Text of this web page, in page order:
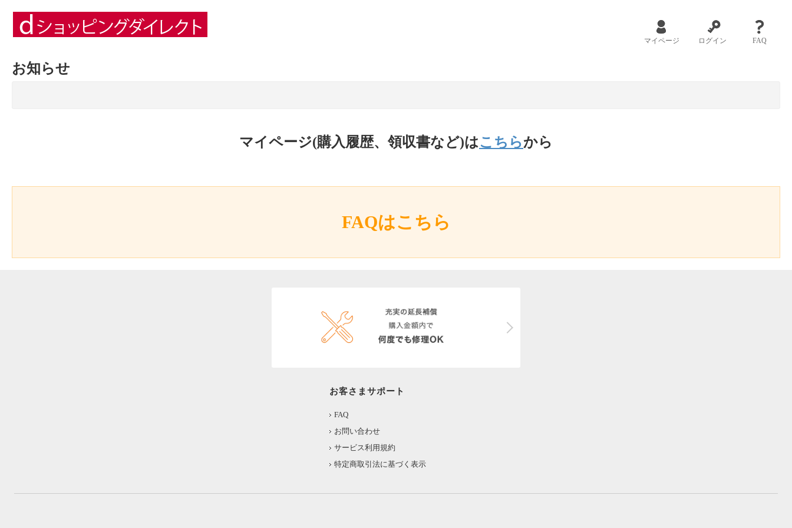
マイページ ログイン FAQ
お知らせ
マイページ(購入履歴、領収書など)はこちらから
FAQはこちら
お客さまサポート
FAQ
お問い合わせ
サービス利用規約
特定商取引法に基づく表示